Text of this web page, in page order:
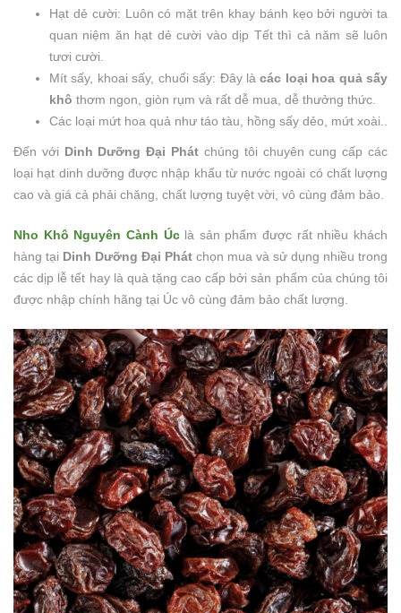
Hạt dẻ cười: Luôn có mặt trên khay bánh kẹo bởi người ta
quan niệm ăn hạt dẻ cười vào dịp Tết thì cả năm sẽ luôn
tươi cười.
Mít sấy, khoai sấy, chuối sấy: Đây làcác loại hoa quả sấy
khô thơm ngon, giòn rụm và rất dễ mua, dễ thưởng thức.
Các loại mứt hoa quả như táo tàu, hồng sấy dẻo, mứt xoài..
Đến với Dinh Dưỡng Đại Phát chúng tôi chuyên cung cấp các
loại hạt dinh dưỡng được nhập khẩu từ nước ngoài có chất lượng
cao và giá cả phải chăng, chất lượng tuyệt vời, vô cùng đảm bảo.
Nho Khô Nguyên Cành Úclà sản phẩm được rất nhiều khách
hàng tại Dinh Dưỡng Đại Phát chọn mua và sử dụng nhiều trong
các dịp lễ tết hay là quà tặng cao cấp bởi sản phẩm của chúng tôi
được nhập chính hãng tại Úc vô cùng đảm bảo chất lượng.